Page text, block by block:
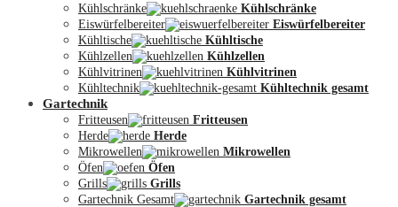
Kühlschränke
Kühlschränke
Eiswürfelbereiter
Eiswürfelbereiter
Kühltische
Kühltische
Kühlzellen
Kühlzellen
Kühlvitrinen
Kühlvitrinen
Kühltechnik
Kühltechnik gesamt
Gartechnik
Fritteusen
Fritteusen
Herde
Herde
Mikrowellen
Mikrowellen
Öfen
Öfen
Grills
Grills
Gartechnik Gesamt
Gartechnik gesamt